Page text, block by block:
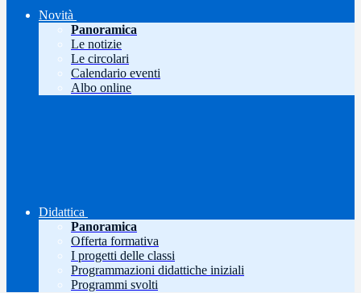
Novità
Panoramica
Le notizie
Le circolari
Calendario eventi
Albo online
Didattica
Panoramica
Offerta formativa
I progetti delle classi
Programmazioni didattiche iniziali
Programmi svolti